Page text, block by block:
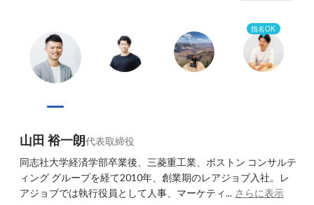
指名OK
山田 裕一朗代表取締役
同志社大学経済学部卒業後、三菱重工業、ボストン コンサルテ
ィング グループを経て2010年、創業期のレアジョブ入社。レ
アジョブでは執行役員として人事、マーケティ... さらに表示